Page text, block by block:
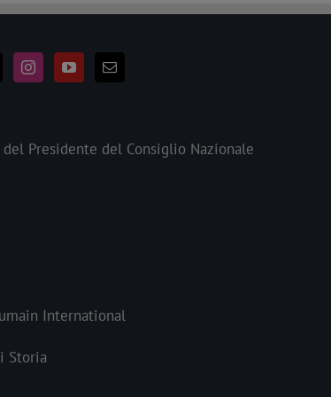
del Presidente del Consiglio Nazionale
International
Storia